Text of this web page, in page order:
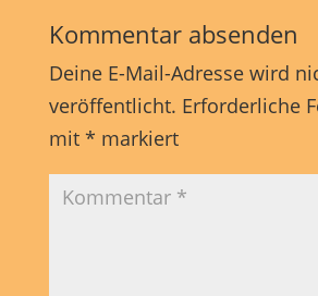
Kommentar absenden
Deine E-Mail-Adresse wird
veröffentlicht. Erforderliche
mit * markiert